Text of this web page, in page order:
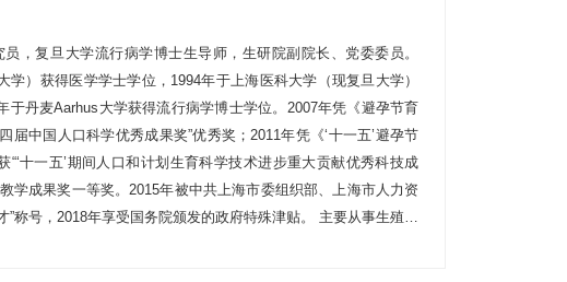
，复旦大学流行病学博士生导师，生研院副院长、党委委员。
学）获得医学学士学位，1994年于上海医科大学（现复旦大学）
于丹麦Aarhus大学获得流行病学博士学位。2007年凭《避孕节育
届中国人口科学优秀成果奖”优秀奖；2011年凭《‘十一五’避孕节
“‘十一五’期间人口和计划生育科学技术进步重大贡献优秀科技成
学成果奖一等奖。2015年被中共上海市委组织部、上海市人力资
2018年享受国务院颁发的政府特殊津贴。 主要从事生殖流